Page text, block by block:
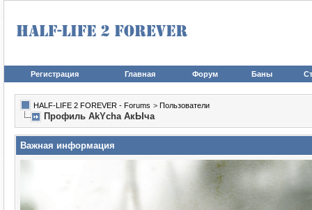
Регистрация Главная Форум Баны
HALF-LIFE 2 FOREVER - Forums > Пользователи
Профиль AkYcha АкЫча
Важная информация